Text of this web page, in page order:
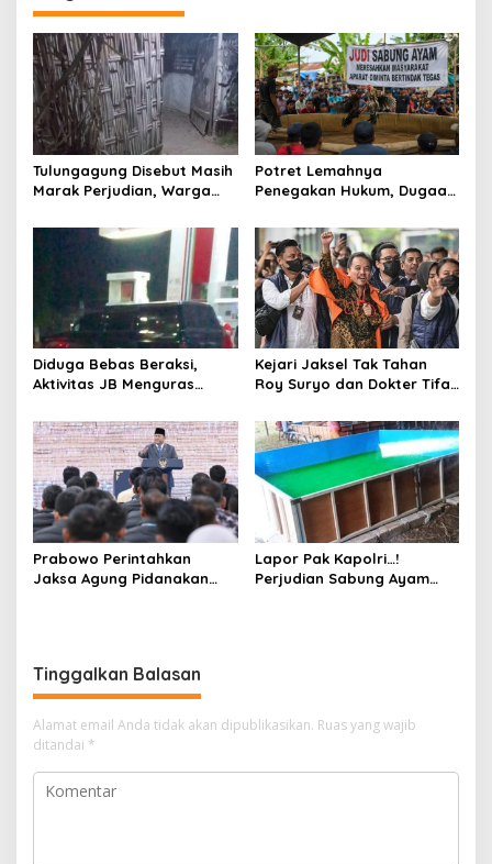
g
a
s
i
p
o
s
Tulungagung Disebut Masih
Marak Perjudian, Warga
hingga Usut Dugaan Beking
Potret Lemahnya
Penegakan Hukum, Dugaan
Tulungagung Tuai Sorotan
Diduga Bebas Beraksi,
Aktivitas JB Menguras
Bojonegoro Jadi Sorotan
Warga
Kejari Jaksel Tak Tahan
Roy Suryo dan Dokter Tifa,
Keluarga dan Kepastian
Hukum
Prabowo Perintahkan
Jaksa Agung Pidanakan
Lapor Pak Kapolri…!
Perjudian Sabung Ayam
Tinggalkan Balasan
Alamat email Anda tidak akan dipublikasikan. Ruas yang wajib
ditandai *